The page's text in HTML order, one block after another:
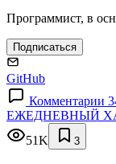
Программист, в
Подписаться
GitHub
Комментарии
ЕЖЕДНЕВНЫЙ
51K
3